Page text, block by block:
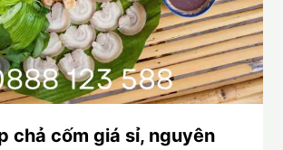
chả cốm giá sỉ, nguyên